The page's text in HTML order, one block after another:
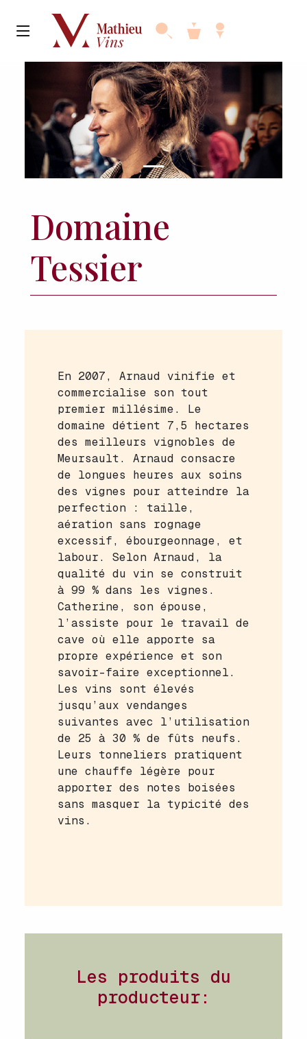
Domaine
Tessier
En 2007, Arnaud vinifie et
commercialise son tout
premier millésime. Le
domaine détient 7,5 hectares
des meilleurs vignobles de
Meursault. Arnaud consacre
de longues heures aux soins
des vignes pour atteindre la
perfection : taille,
aération sans rognage
excessif, ébourgeonnage, et
labour. Selon Arnaud, la
qualité du vin se construit
à 99 % dans les vignes.
Catherine, son épouse,
l’assiste pour le travail de
cave où elle apporte sa
propre expérience et son
savoir-faire exceptionnel.
Les vins sont élevés
jusqu’aux vendanges
suivantes avec l’utilisation
de 25 à 30 % de fûts neufs.
Leurs tonneliers pratiquent
une chauffe légère pour
apporter des notes boisées
sans masquer la typicité des
vins.
Les produits du
producteur: